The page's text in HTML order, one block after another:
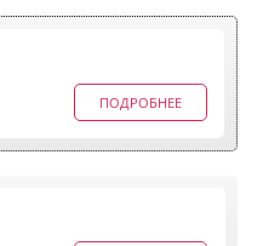
ПОДРОБНЕЕ